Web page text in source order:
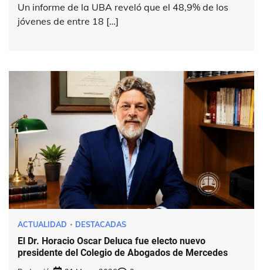
Un informe de la UBA reveló que el 48,9% de los
jóvenes de entre 18 […]
ACTUALIDAD DESTACADAS
El Dr. Horacio Oscar Deluca fue electo nuevo
presidente del Colegio de Abogados de Mercedes